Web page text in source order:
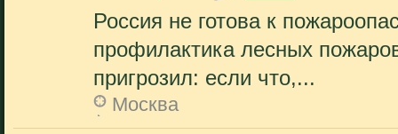
Россия не готова к
профилактика лесных
пригрозил: если что,...
Москва